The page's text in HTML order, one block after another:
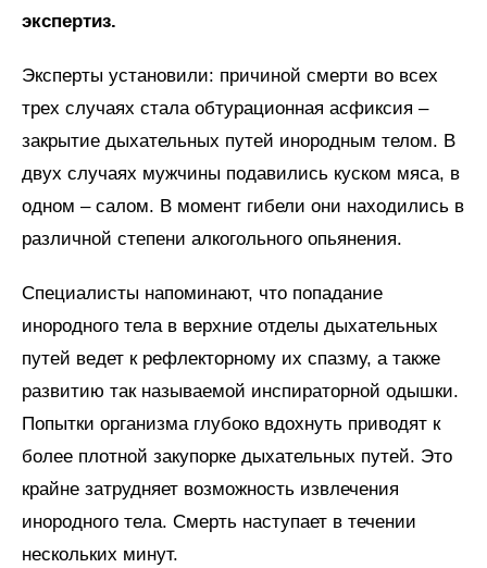
экспертиз.
Эксперты установили: причиной смерти во всех
трех случаях стала обтурационная асфиксия –
закрытие дыхательных путей инородным телом. В
двух случаях мужчины подавились куском мяса, в
одном – салом. В момент гибели они находились в
различной степени алкогольного опьянения.
Специалисты напоминают, что попадание
инородного тела в верхние отделы дыхательных
путей ведет к рефлекторному их спазму, а также
развитию так называемой инспираторной одышки.
Попытки организма глубоко вдохнуть приводят к
более плотной закупорке дыхательных путей. Это
крайне затрудняет возможность извлечения
инородного тела. Смерть наступает в течении
нескольких минут.